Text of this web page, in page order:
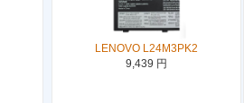
LENOVO L24M3PK2
9,439 円